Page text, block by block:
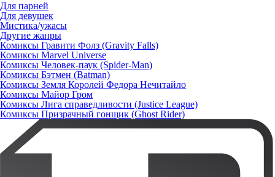
Для парней
Для девушек
Мистика/ужасы
Другие жанры
Комиксы Гравити Фолз (Gravity Falls)
Комиксы Marvel Universe
Комиксы Человек-паук (Spider-Man)
Комиксы Бэтмен (Batman)
Комиксы Земля Королей Федора Нечитайло
Комиксы Майор Гром
Комиксы Лига справедливости (Justice League)
Комиксы Призрачный гонщик (Ghost Rider)